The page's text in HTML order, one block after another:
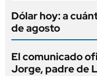
Dólar hoy: a
de agosto
El comunicado
Jorge, padre de